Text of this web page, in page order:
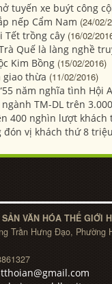
tuyến xe buýt công
nếp Cẩm Nam (24/02/
Tết trồng cây (16/02/
Quế là làng nghề
Kim Bồng (15/02/2016)
giao thừa (11/02/2016)
năm nghĩa tình Hội
TM-DL trên
400 nghìn lượt khách
đón vị khách thứ 8 triệu
VĂN HÓA THẾ GIỚI
Trần Hưng Đạo, Phường